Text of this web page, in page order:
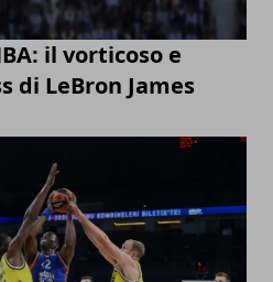
il vorticoso e
di LeBron James